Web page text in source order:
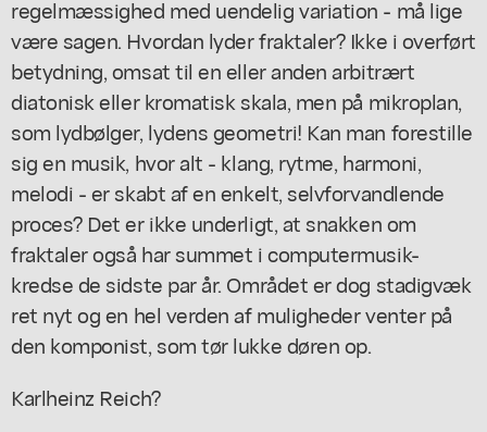
regelmæssighed med uendelig variation - må lige
være sagen. Hvordan lyder fraktaler? Ikke i overført
betydning, omsat til en eller anden arbitrært
diatonisk eller kromatisk skala, men på mikroplan,
som lydbølger, lydens geometri! Kan man forestille
sig en musik, hvor alt - klang, rytme, harmoni,
melodi - er skabt af en enkelt, selvforvandlende
proces? Det er ikke underligt, at snakken om
fraktaler også har summet i computermusik-
kredse de sidste par år. Området er dog stadigvæk
ret nyt og en hel verden af muligheder venter på
den komponist, som tør lukke døren op.
Karlheinz Reich?